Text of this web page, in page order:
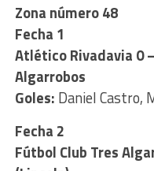
Zona número 48
Fecha 1
Atlético Rivadavia 0
Algarrobos
Goles: Daniel Castro,
Fecha 2
Fútbol Club Tres